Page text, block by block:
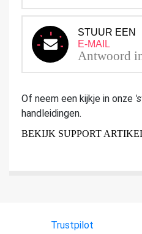
STUUR EEN
E-MAIL
Antwoord
Of neem een kijkje in onze
handleidingen.
BEKIJK SUPPORT
Trustpilot